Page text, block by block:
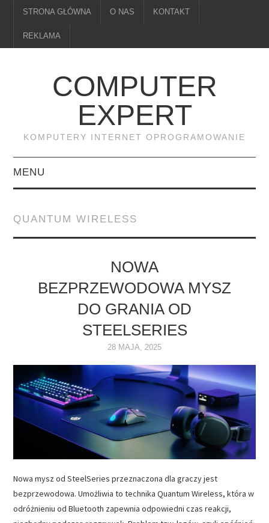
STRONA GŁÓWNA O NAS KONTAKT
REKLAMA
COMPUTER
EXPERT
KOMPUTERY INTERNET OPROGRAMOWANIE
MENU
NAPĘDY
OPROGRAMOWANIE
QUANTUM WIRELESS
NOWA
BEZPRZEWODOWA MYSZ
DO GRANIA OD
STEELSERIES
28 MAJA, 2025
Nowa mysz od SteelSeries przeznaczona dla graczy jest
bezprzewodowa. Umożliwia to technika Quantum Wireless, która w
odróżnieniu od Bluetooth zapewnia odpowiedni czas reakcji,